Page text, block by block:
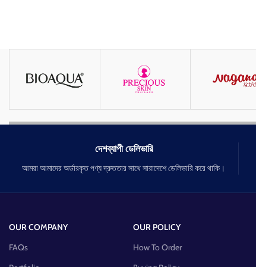
দেশব্যাপী ডেলিভারি
আমরা আমাদের অর্ডারকৃত পণ্য দ্রুততার সাথে সারাদেশে ডেলিভারি করে থাকি।
OUR COMPANY
FAQs
OUR POLICY
How To Order